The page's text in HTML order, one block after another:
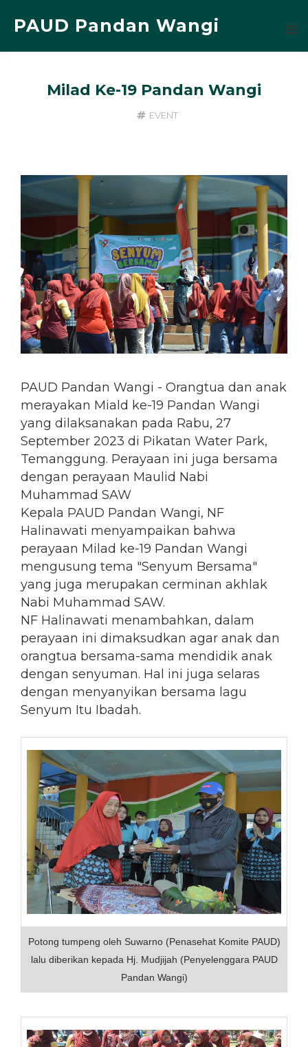
PAUD Pandan Wangi
Milad Ke-19 Pandan Wangi
EVENT
PAUD Pandan Wangi - Orangtua dan anak
merayakan Miald ke-19 Pandan Wangi
yang dilaksanakan pada Rabu, 27
September 2023 di Pikatan Water Park,
Temanggung. Perayaan ini juga bersama
dengan perayaan Maulid Nabi
Muhammad SAW
Kepala PAUD Pandan Wangi, NF
Halinawati menyampaikan bahwa
perayaan Milad ke-19 Pandan Wangi
mengusung tema "Senyum Bersama"
yang juga merupakan cerminan akhlak
Nabi Muhammad SAW.
NF Halinawati menambahkan, dalam
perayaan ini dimaksudkan agar anak dan
orangtua bersama-sama mendidik anak
dengan senyuman. Hal ini juga selaras
dengan menyanyikan bersama lagu
Senyum Itu Ibadah.
Potong tumpeng oleh Suwarno (Penasehat Komite PAUD)
lalu diberikan kepada Hj. Mudjijah (Penyelenggara PAUD
Pandan Wangi)